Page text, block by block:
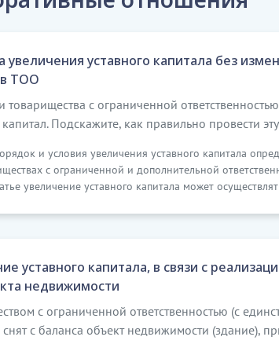
увеличения уставного капитала без
ТОО
товарищества с ограниченной
Подскажите, как правильно провести
и условия увеличения уставного капитала
с ограниченной и дополнительной
увеличение уставного капитала может
уставного капитала, в связи с
недвижимости
с ограниченной ответственностью (с
с баланса объект недвижимости (здание),